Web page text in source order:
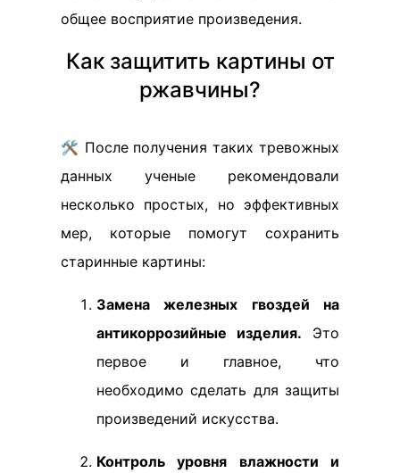
общее восприятие произведения.
Как защитить картины от
ржавчины?
🛠️ После получения таких тревожных
данных ученые рекомендовали
несколько простых, но эффективных
мер, которые помогут сохранить
старинные картины:
Замена железных гвоздей на
антикоррозийные изделия. Это
первое и главное, что
необходимо сделать для защиты
произведений искусства.
Контроль уровня влажности и